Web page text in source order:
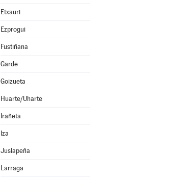
Etxauri
Ezprogui
Fustiñana
Garde
Goizueta
Huarte/Uharte
Irañeta
Iza
Juslapeña
Larraga